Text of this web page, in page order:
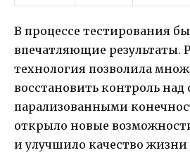
В процессе тестирования
впечатляющие результаты.
технология позволила
восстановить контроль над
парализованными
открыло новые
и улучшило качество жизни